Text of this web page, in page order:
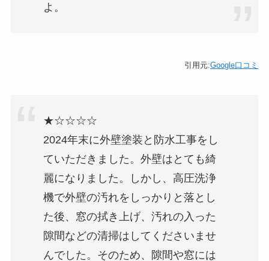
よ。
引用元:Google口コミ
★☆☆☆☆
2024年末に外壁塗装と防水工事をし
ていただきました。外壁はとても綺
麗になりました。しかし、高圧洗浄
機で外壁の汚れをしっかりと落とし
た後、窓の拭き上げ、汚れの入った
隙間などの清掃はしてくださいませ
んでした。そのため、隙間や窓には